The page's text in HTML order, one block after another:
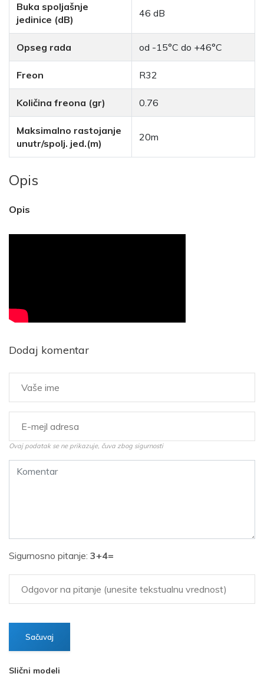
Buka spoljašnje
jedinice (dB)
46 dB
Opseg rada od -15°C do +46°C
Freon R32
Količina freona (gr) 0.76
Maksimalno rastojanje
unutr/spolj. jed.(m)
20m
Opis
Opis
Dodaj komentar
Ovaj podatak se ne prikazuje, čuva zbog sigurnosti
Sigurnosno pitanje: 3+4=
Slični modeli